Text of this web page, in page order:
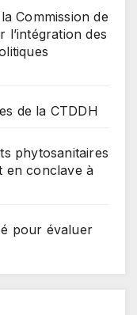
Commission de
l’intégration des
de la CTDDH
phytosanitaires
en conclave à
pour évaluer